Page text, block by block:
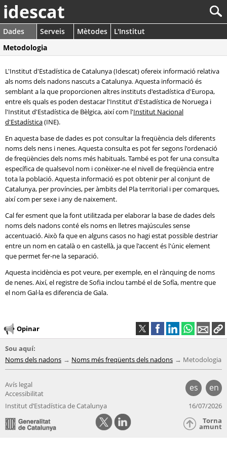
idescat
Dades Serveis Mètodes
L'Institut
Metodologia
L'Institut d'Estadística de Catalunya (Idescat) ofereix informació relativa
als noms dels nadons nascuts a Catalunya. Aquesta informació és
semblant a la que proporcionen altres instituts d'estadística d'Europa,
entre els quals es poden destacar l'Institut d'Estadística de Noruega i
l'Institut d'Estadística de Bèlgica, així com l'Institut Nacional
d'Estadística(INE).
En aquesta base de dades es pot consultar la freqüència dels diferents
noms dels nens i nenes. Aquesta consulta es pot fer segons l'ordenació
de freqüències dels noms més habituals. També es pot fer una consulta
específica de qualsevol nom i conèixer-ne el nivell de freqüència entre
tota la població. Aquesta informació es pot obtenir per al conjunt de
Catalunya, per províncies, per àmbits del Pla territorial i per comarques,
així com per sexe i any de naixement.
Cal fer esment que la font utilitzada per elaborar la base de dades dels
noms dels nadons conté els noms en lletres majúscules sense
accentuació. Això fa que en alguns casos no hagi estat possible destriar
entre un nom en català o en castellà, ja que l'accent és l'únic element
que permet fer-ne la separació.
Aquesta incidència es pot veure, per exemple, en el rànquing de noms
de nenes. Així, el registre de Sofia inclou també el de Sofía, mentre que
el nom Gal·la es diferencia de Gala.
Opinar
Sou aquí:
Noms dels nadons
Noms més freqüents dels nadons Metodologia
es en
Avís legal
Accessibilitat
Institut d’Estadística de Catalunya
16/07/2026
Torna
amunt